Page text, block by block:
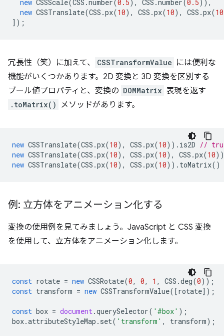
new CSSScale(CSS .number(0.5 ), CSS .number(0.5 )),
new CSSTranslate(CSS .px(10), CSS .px(10), CSS .px(10
]);
冗長性（笑）に加えて、 CSSTransformValue には便利な
機能がいくつかあります。2D 変換と 3D 変換を区別する
ブール値プロパティと、変換の DOMMatrix 表現を返す
.toMatrix() メソッドがあります。
new CSSTranslate(CSS .px(10), CSS .px(10)). is2D //
new CSSTranslate(CSS .px(10), CSS .px(10), CSS .px(10
new CSSTranslate(CSS .px(10), CSS .px(10)). toMatrix()
例: 立方体をアニメーション化する
変換の使用例を見てみましょう。JavaScript と CSS 変換
を使用して、立方体をアニメーション化します。
const rotate = new CSSRotate(0, 0, 1 , CSS .deg(0));
const transform = new CSSTransformValue([rotate]);
const box = document.querySelector( '#box' );
box.attributeStyleMap . set( 'transform' , transform);